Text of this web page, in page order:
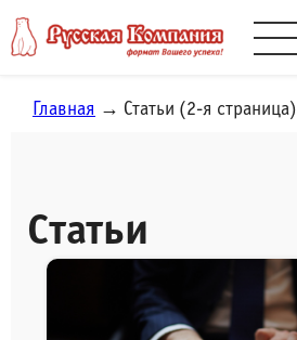
Главная → Статьи (2-я страница)
Статьи